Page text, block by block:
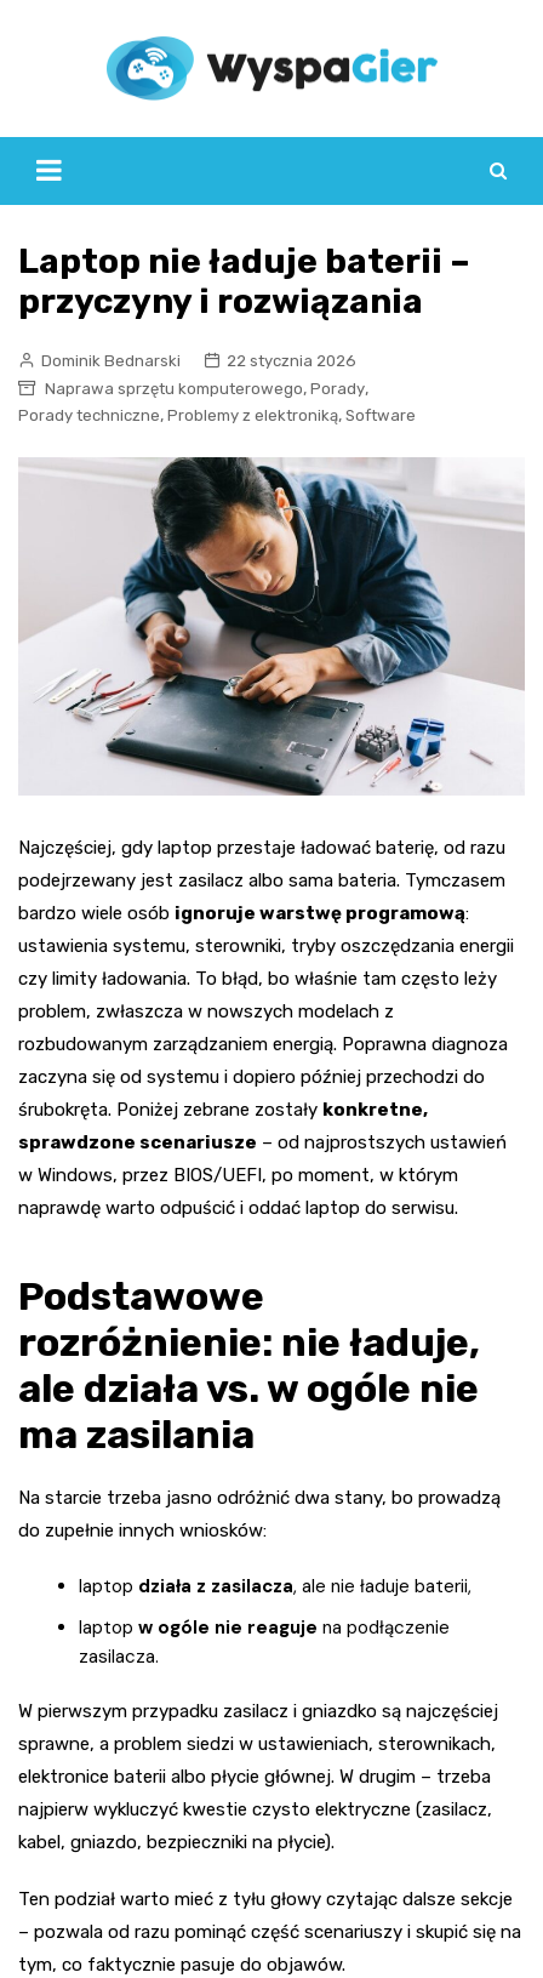
Laptop nie ładuje baterii –
przyczyny i rozwiązania
Dominik Bednarski
22 stycznia 2026
Naprawa sprzętu komputerowego, Porady,
Porady techniczne, Problemy z elektroniką, Software
Najczęściej, gdy laptop przestaje ładować baterię, od razu
podejrzewany jest zasilacz albo sama bateria. Tymczasem
bardzo wiele osób ignoruje warstwę programową:
ustawienia systemu, sterowniki, tryby oszczędzania energii
czy limity ładowania. To błąd, bo właśnie tam często leży
problem, zwłaszcza w nowszych modelach z
rozbudowanym zarządzaniem energią. Poprawna diagnoza
zaczyna się od systemu i dopiero później przechodzi do
śrubokręta. Poniżej zebrane zostały konkretne,
sprawdzone scenariusze – od najprostszych ustawień
w Windows, przez BIOS/UEFI, po moment, w którym
naprawdę warto odpuścić i oddać laptop do serwisu.
Podstawowe
rozróżnienie: nie ładuje,
ale działa vs. w ogóle nie
ma zasilania
Na starcie trzeba jasno odróżnić dwa stany, bo prowadzą
do zupełnie innych wniosków:
laptop działa z zasilacza, ale nie ładuje baterii,
laptop w ogóle nie reaguje na podłączenie
zasilacza.
W pierwszym przypadku zasilacz i gniazdko są najczęściej
sprawne, a problem siedzi w ustawieniach, sterownikach,
elektronice baterii albo płycie głównej. W drugim – trzeba
najpierw wykluczyć kwestie czysto elektryczne (zasilacz,
kabel, gniazdo, bezpieczniki na płycie).
Ten podział warto mieć z tyłu głowy czytając dalsze sekcje
– pozwala od razu pominąć część scenariuszy i skupić się na
tym, co faktycznie pasuje do objawów.